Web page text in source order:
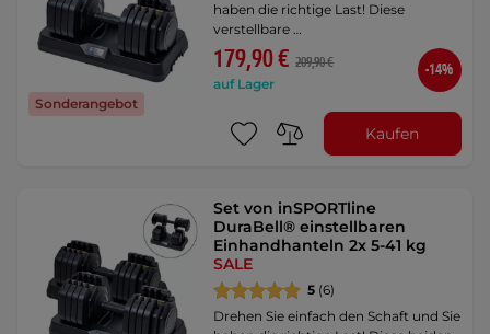
Sonderangebot
haben die richtige Last! Diese
verstellbare …
179,90 € 209,90 €
auf Lager
-14%
Kaufen
Set von inSPORTline
DuraBell® einstellbaren
Einhandhanteln 2x 5-41 kg
SALE
5 (6)
Drehen Sie einfach den Schaft und Sie